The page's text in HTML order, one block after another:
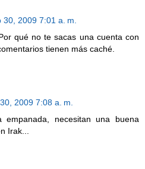
30, 2009 7:01 a. m.
qué no te sacas una cuenta con
tienen más caché.
2009 7:08 a. m.
empanada, necesitan una buena
Irak...